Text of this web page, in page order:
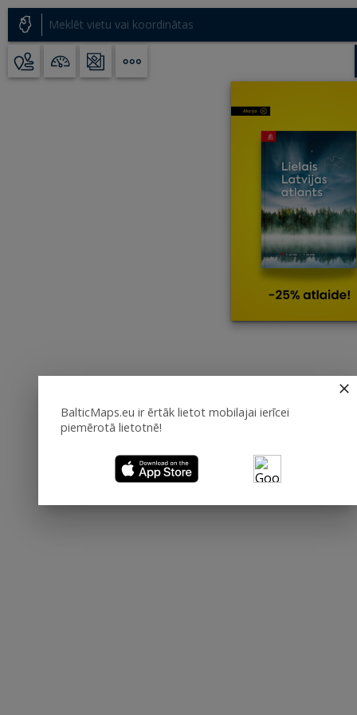
BalticMaps.eu ir ērtāk lietot mobilajai ierīcei
piemērotā lietotnē!